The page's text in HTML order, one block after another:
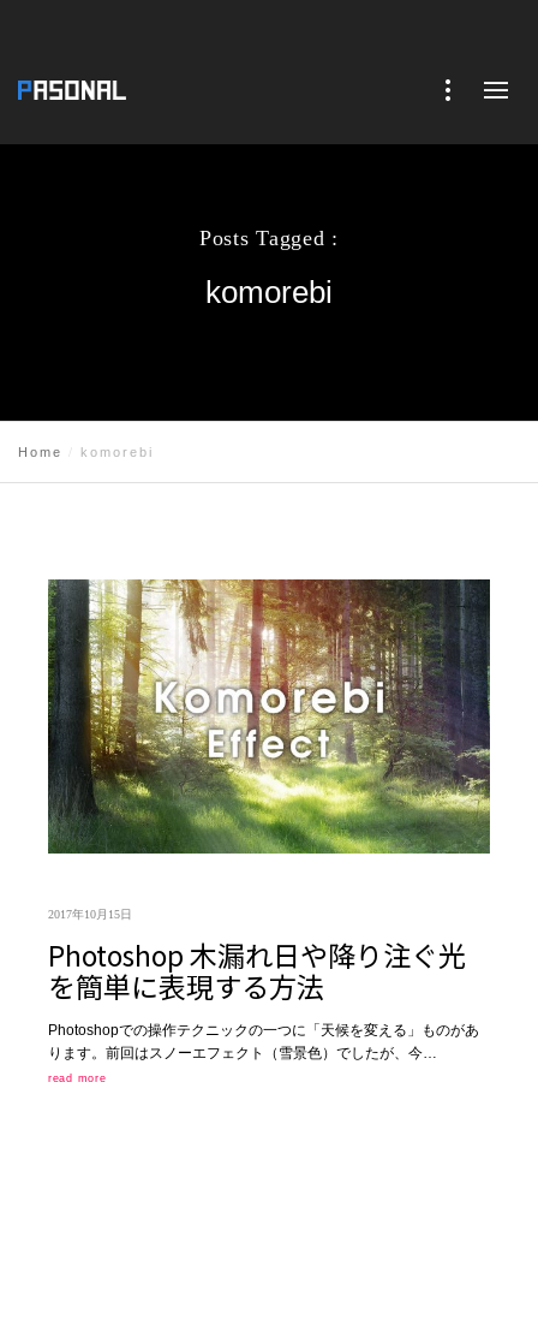
Posts Tagged :
komorebi
Home komorebi
2017年10月15日
Photoshop 木漏れ日や降り注ぐ光
を簡単に表現する方法
Photoshopでの操作テクニックの一つに「天候を変える」ものがあ
ります。前回はスノーエフェクト（雪景色）でしたが、今…
read more